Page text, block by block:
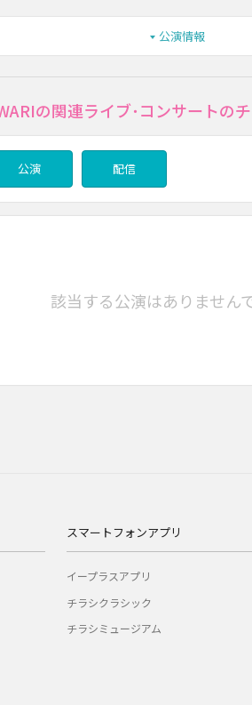
公演情報
の関連ライブ･コンサートの
公演 配信
該当する公演はありません
スマートフォンアプリ
イープラスアプリ
チラシクラシック
チラシミュージアム